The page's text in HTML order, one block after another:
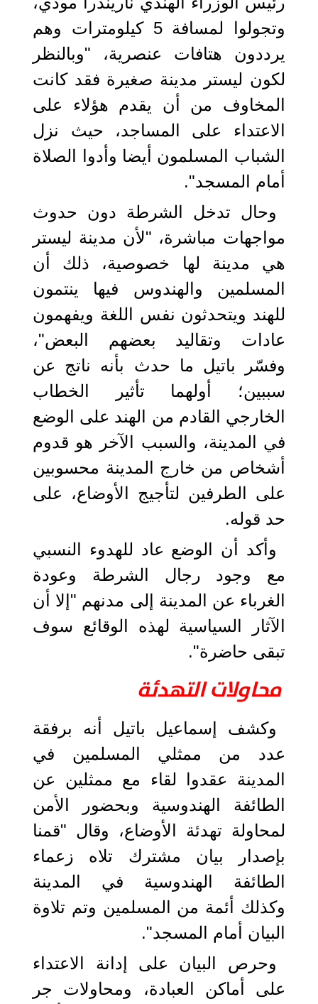
وتجولوا لمسافة 5 كيلومترات وهم
يرددون هتافات عنصرية، "وبالنظر
لكون ليستر مدينة صغيرة فقد كانت
المخاوف من أن يقدم هؤلاء على
الاعتداء على المساجد، حيث نزل
الشباب المسلمون أيضا وأدوا الصلاة
أمام المسجد".
وحال تدخل الشرطة دون حدوث
مواجهات مباشرة، "لأن مدينة ليستر
هي مدينة لها خصوصية، ذلك أن
المسلمين والهندوس فيها ينتمون
للهند ويتحدثون نفس اللغة ويفهمون
عادات وتقاليد بعضهم البعض"،
وفسّر باتيل ما حدث بأنه ناتج عن
سببين؛ أولهما تأثير الخطاب
الخارجي القادم من الهند على الوضع
في المدينة، والسبب الآخر هو قدوم
أشخاص من خارج المدينة محسوبين
على الطرفين لتأجيج الأوضاع، على
حد قوله.
وأكد أن الوضع عاد للهدوء النسبي
مع وجود رجال الشرطة وعودة
الغرباء عن المدينة إلى مدنهم "إلا أن
الآثار السياسية لهذه الوقائع سوف
تبقى حاضرة".
محاولات التهدئة
وكشف إسماعيل باتيل أنه برفقة
عدد من ممثلي المسلمين في
المدينة عقدوا لقاء مع ممثلين عن
الطائفة الهندوسية وبحضور الأمن
لمحاولة تهدئة الأوضاع، وقال "قمنا
بإصدار بيان مشترك تلاه زعماء
الطائفة الهندوسية في المدينة
وكذلك أئمة من المسلمين وتم تلاوة
البيان أمام المسجد".
وحرص البيان على إدانة الاعتداء
على أماكن العبادة، ومحاولات جر